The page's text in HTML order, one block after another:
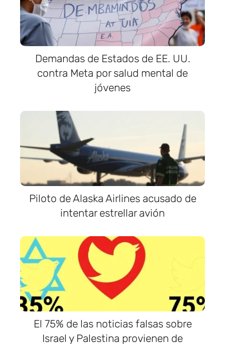
Demandas de Estados de EE. UU.
contra Meta por salud mental de
jóvenes
Piloto de Alaska Airlines acusado de
intentar estrellar avión
El 75% de las noticias falsas sobre
Israel y Palestina provienen de